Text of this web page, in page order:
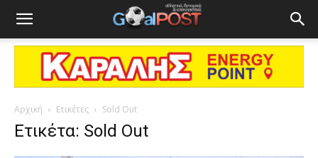
Αρχική Ετικέτες Sold Out
Ετικέτα: Sold Out